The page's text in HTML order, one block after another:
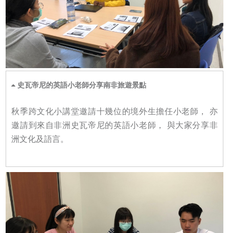
史瓦帝尼的英語小老師分享南非旅遊景點
秋季跨文化小講堂邀請十幾位的境外生擔任小老師， 亦
邀請到來自非洲史瓦帝尼的英語小老師， 與大家分享非
洲文化及語言。